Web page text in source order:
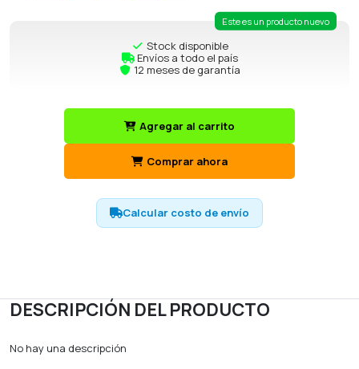
Este es un producto nuevo
Stock disponible
Envíos a todo el país
12 meses de garantía
Agregar al carrito
Comprar ahora
Calcular costo de envío
DESCRIPCIÓN DEL PRODUCTO
No hay una descripción